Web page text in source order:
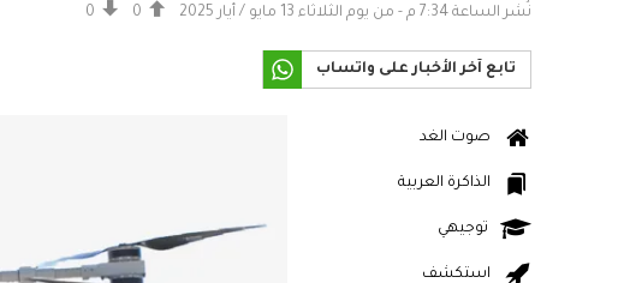
نُشر الساعة 7:34 م - من يوم الثلاثاء 13 مايو / أيار 2025 0
0
تابع آخر الأخبار على واتساب
صوت الغد
الذاكرة العربية
توجيهي
استكشف